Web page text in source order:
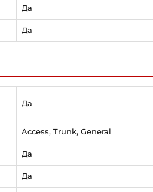
Да
Да
Да
Access, Trunk, General
Да
Да